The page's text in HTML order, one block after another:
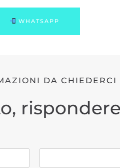
WHATSAPP
DA CHIEDERCI